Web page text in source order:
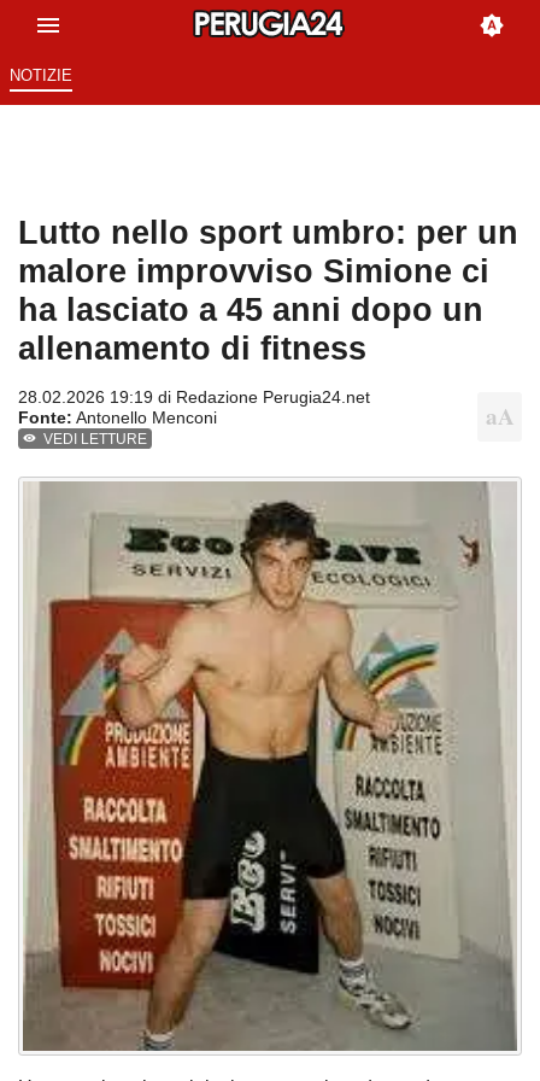
NOTIZIE
Lutto nello sport umbro: per un
malore improvviso Simione ci
ha lasciato a 45 anni dopo un
allenamento di fitness
28.02.2026 19:19 di Redazione Perugia24.net
Fonte: Antonello Menconi
VEDI LETTURE